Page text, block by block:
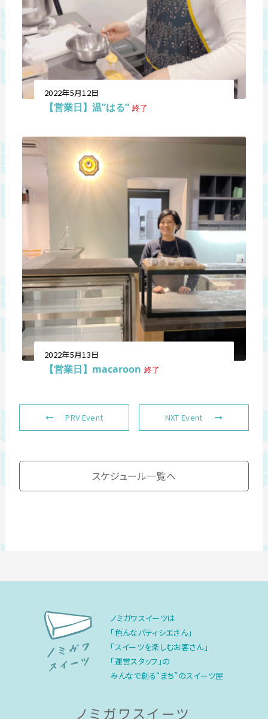
2022年5月12日
【営業日】温”はる” 終了
2022年5月13日
【営業日】macaroon 終了
PRV Event NXT Event
スケジュール一覧へ
ノミガワスイーツは
「色んなパティシエさん」
「スイーツを楽しむお客さん」
「運営スタッフ」の
みんなで創る“まち”のスイーツ屋
ノミガワスイーツ